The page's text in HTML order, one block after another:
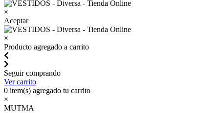
×
Aceptar
×
Producto agregado a carrito
Seguir comprando
Ver carrito
0 item(s) agregado tu carrito
×
MUTMA